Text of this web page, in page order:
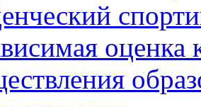
оценка